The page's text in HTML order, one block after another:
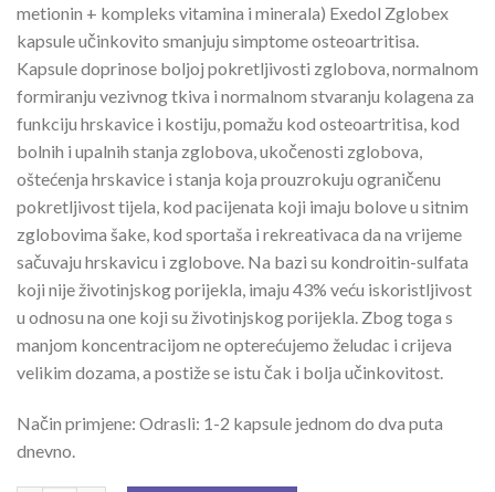
metionin + kompleks vitamina i minerala) Exedol Zglobex
kapsule učinkovito smanjuju simptome osteoartritisa.
Kapsule doprinose boljoj pokretljivosti zglobova, normalnom
formiranju vezivnog tkiva i normalnom stvaranju kolagena za
funkciju hrskavice i kostiju, pomažu kod osteoartritisa, kod
bolnih i upalnih stanja zglobova, ukočenosti zglobova,
oštećenja hrskavice i stanja koja prouzrokuju ograničenu
pokretljivost tijela, kod pacijenata koji imaju bolove u sitnim
zglobovima šake, kod sportaša i rekreativaca da na vrijeme
sačuvaju hrskavicu i zglobove. Na bazi su kondroitin-sulfata
koji nije životinjskog porijekla, imaju 43% veću iskoristljivost
u odnosu na one koji su životinjskog porijekla. Zbog toga s
manjom koncentracijom ne opterećujemo želudac i crijeva
velikim dozama, a postiže se istu čak i bolja učinkovitost.
Način primjene: Odrasli: 1-2 kapsule jednom do dva puta
dnevno.